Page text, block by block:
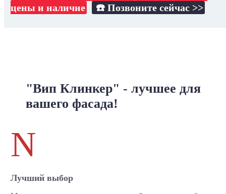
цены и наличие
☎️ Позвоните сейчас >>
"Вип Клинкер" - лучшее для
вашего фасада!
N
Лучший выбор